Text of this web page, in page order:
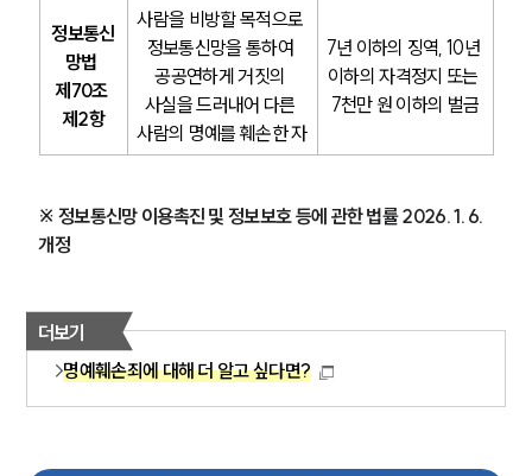
정보통신
망법
제70조
제2항
사람을 비방할 목적으로
정보통신망을 통하여
공공연하게 거짓의
사실을 드러내어 다른
사람의 명예를 훼손한 자
7년 이하의 징역, 10년
이하의 자격정지 또는
7천만 원 이하의 벌금
※ 정보통신망 이용촉진 및 정보보호 등에 관한 법률 2026. 1. 6.
개정
더보기
명예훼손죄에 대해 더 알고 싶다면?